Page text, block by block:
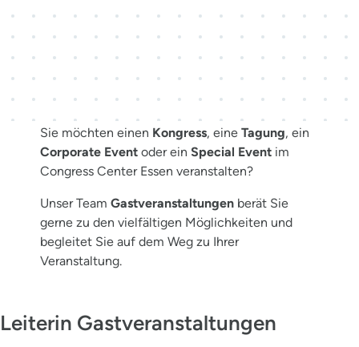
Der richtige Ansprechpartner
für Ihr Event
Sie möchten einen Kongress, eine Tagung, ein
Corporate Event oder ein Special Event im
Congress Center Essen veranstalten?
Unser Team Gastveranstaltungen berät Sie
gerne zu den vielfältigen Möglichkeiten und
begleitet Sie auf dem Weg zu Ihrer
Veranstaltung.
Leiterin Gastveranstaltungen